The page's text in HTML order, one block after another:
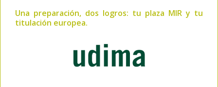
Una preparación, dos logros: tu plaza MIR y tu
titulación europea.